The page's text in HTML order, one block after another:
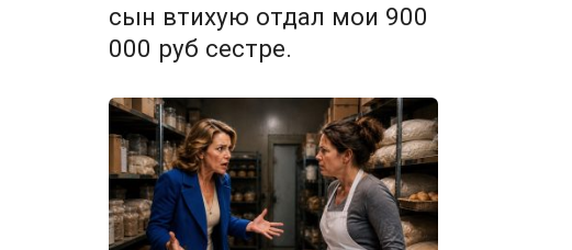
сын втихую отдал мои 900
000 руб сестре.